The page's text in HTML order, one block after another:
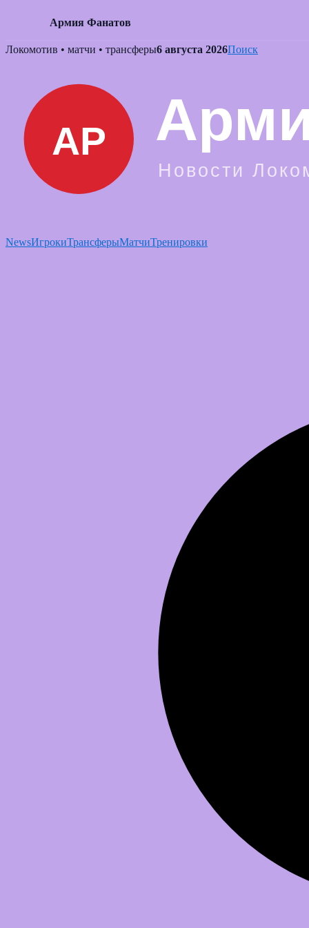
Армия Фанатов
Skip
Локомотив • матчи • трансферы6 августа 2026Поиск
NewsИгрокиТрансферыМатчиТренировки